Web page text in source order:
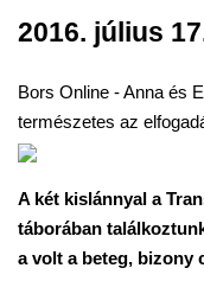
2016. július
Bors Online - Anna és
természetes az
A két kislánnyal a
táborában
a volt a beteg, bizony